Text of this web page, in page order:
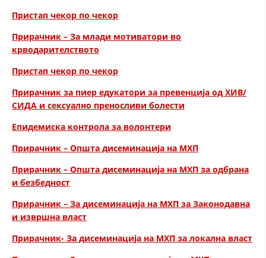
КОНТАКТ ИНФОРМАЦИИ
ЧЛЕНСТВО ВО ПРОФЕСИОНАЛНИ ТЕЛА
ЗАКОН ЗА ЦКРМ
РАКОВОДЕН ОДБОР
Пристап чекор по чекор
Прирачник – За млади мотиватори во
крводарителството
Пристап чекор по чекор
Прирачник за пиер едукатори за превенција од ХИВ/
СИДА и сексуално преносливи болести
Епидемиска контрола за волонтери
Прирачник – Општа дисеминација на МХП
Прирачник – Општа дисеминација на МХП за одбрана
и безбедност
Прирачник – За дисеминација на МХП за Законодавна
и извршна власт
Прирачник- За дисеминација на MХП за локална власт